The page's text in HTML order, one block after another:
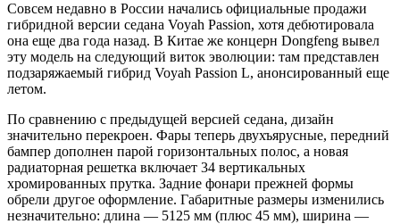
Совсем недавно в России начались официальные продажи
гибридной версии седана Voyah Passion, хотя дебютировала
она еще два года назад. В Китае же концерн Dongfeng вывел
эту модель на следующий виток эволюции: там представлен
подзаряжаемый гибрид Voyah Passion L, анонсированный еще
летом.
По сравнению с предыдущей версией седана, дизайн
значительно перекроен. Фары теперь двухъярусные, передний
бампер дополнен парой горизонтальных полос, а новая
радиаторная решетка включает 34 вертикальных
хромированных прутка. Задние фонари прежней формы
обрели другое оформление. Габаритные размеры изменились
незначительно: длина — 5125 мм (плюс 45 мм), ширина —